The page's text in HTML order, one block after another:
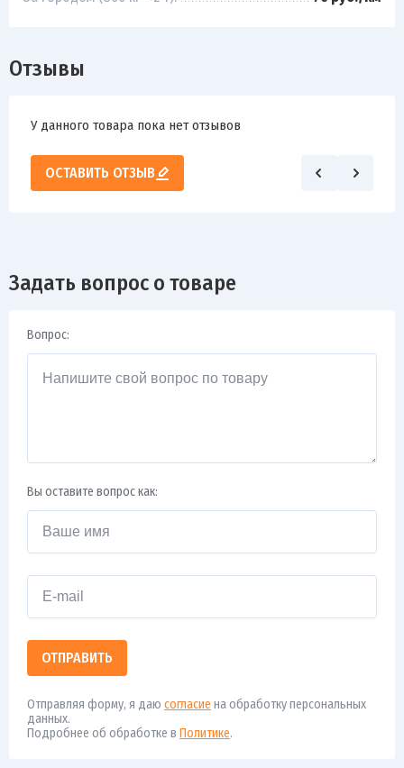
Отзывы
У данного товара пока нет отзывов
ОСТАВИТЬ ОТЗЫВ
Задать вопрос о товаре
Вопрос:
Вы оставите вопрос как:
ОТПРАВИТЬ
Отправляя форму, я даю согласие на обработку персональных
данных.
Подробнее об обработке в Политике.